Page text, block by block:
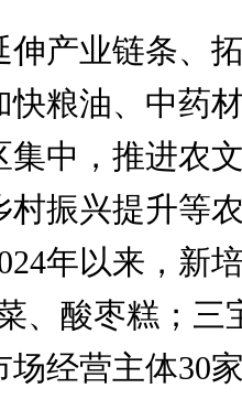
产业链条、拓
快粮油、中药
集中，推进农
村振兴提升等
年以来，新
、酸枣糕；三
经营主体30